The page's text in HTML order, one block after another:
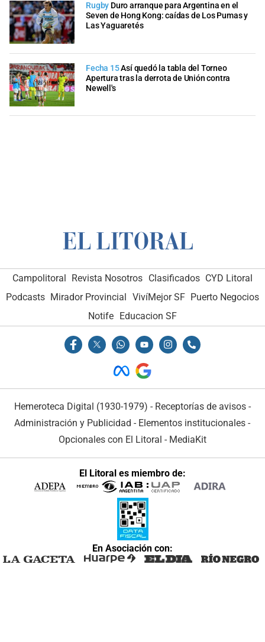
Rugby Duro arranque para Argentina en el
Seven de Hong Kong: caídas de Los Pumas y
Las Yaguaretés
Fecha 15Así quedó la tabla del Torneo
Apertura tras la derrota de Unión contra
Newell's
Campolitoral Revista Nosotros Clasificados CYD Litoral
Podcasts Mirador Provincial VivíMejor SF Puerto Negocios
Notife Educacion SF
Hemeroteca Digital (1930-1979) - Receptorías de avisos -
Administración y Publicidad - Elementos institucionales -
Opcionales con El Litoral - MediaKit
El Litoral es miembro de:
En Asociación con: